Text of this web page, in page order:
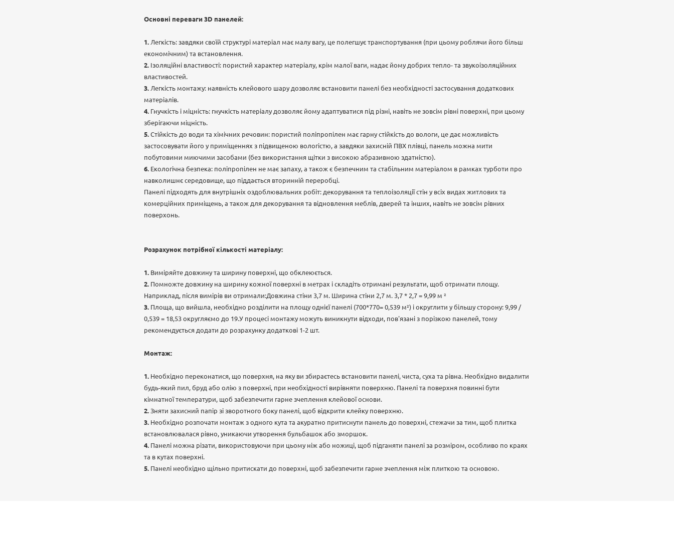
Основні переваги 3D панелей:
Легкість: завдяки своїй структурі матеріал має малу вагу, це полегшує транспортування (при цьому роблячи його більш
економічним) та встановлення.
Ізоляційні властивості: пористий характер матеріалу, крім малої ваги, надає йому добрих тепло- та звукоізоляційних
властивостей.
Легкість монтажу: наявність клейового шару дозволяє встановити панелі без необхідності застосування додаткових
матеріалів.
Гнучкість і міцність: гнучкість матеріалу дозволяє йому адаптуватися під різні, навіть не зовсім рівні поверхні, при цьому
зберігаючи міцність.
Стійкість до води та хімічних речовин: пористий поліпропілен має гарну стійкість до вологи, це дає можливість
застосовувати його у приміщеннях з підвищеною вологістю, а завдяки захисній ПВХ плівці, панель можна мити
побутовими миючими засобами (без використання щітки з високою абразивною здатністю).
Екологічна безпека: поліпропілен не має запаху, а також є безпечним та стабільним матеріалом в рамках турботи про
навколишнє середовище, що піддається вторинній переробці.
Панелі підходять для внутрішніх оздоблювальних робіт: декорування та теплоізоляції стін у всіх видах житлових та
комерційних приміщень, а також для декорування та відновлення меблів, дверей та інших, навіть не зовсім рівних
поверхонь.
Розрахунок потрібної кількості матеріалу:
Виміряйте довжину та ширину поверхні, що обклеюється.
Помножте довжину на ширину кожної поверхні в метрах і складіть отримані результати, щоб отримати площу.
Наприклад, після вимірів ви отримали:Довжина стіни 3,7 м. Ширина стіни 2,7 м. 3,7 * 2,7 = 9,99 м ²
Площа, що вийшла, необхідно розділити на площу однієї панелі (700*770= 0,539 м²) і округлити у більшу сторону: 9,99 /
0,539 = 18,53 округляємо до 19.У процесі монтажу можуть виникнути відходи, пов'язані з порізкою панелей, тому
рекомендується додати до розрахунку додаткові 1-2 шт.
Монтаж:
Необхідно переконатися, що поверхня, на яку ви збираєтесь встановити панелі, чиста, суха та рівна. Необхідно видалити
будь-який пил, бруд або олію з поверхні, при необхідності вирівняти поверхню. Панелі та поверхня повинні бути
кімнатної температури, щоб забезпечити гарне зчеплення клейової основи.
Зняти захисний папір зі зворотного боку панелі, щоб відкрити клейку поверхню.
Необхідно розпочати монтаж з одного кута та акуратно притиснути панель до поверхні, стежачи за тим, щоб плитка
встановлювалася рівно, уникаючи утворення бульбашок або зморшок.
Панелі можна різати, використовуючи при цьому ніж або ножиці, щоб підганяти панелі за розміром, особливо по краях
та в кутах поверхні.
Панелі необхідно щільно притискати до поверхні, щоб забезпечити гарне зчеплення між плиткою та основою.